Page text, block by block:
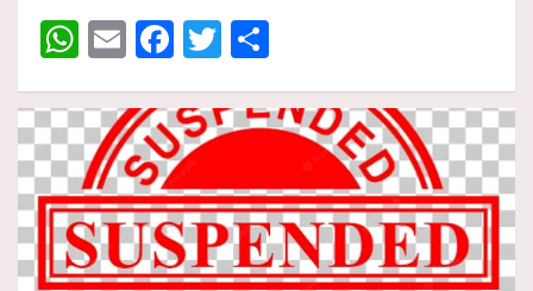
A
p
p
o
o
k
W
at
s
A
p
p
E
ail
F
ce
b
o
o
k
T
tt ar